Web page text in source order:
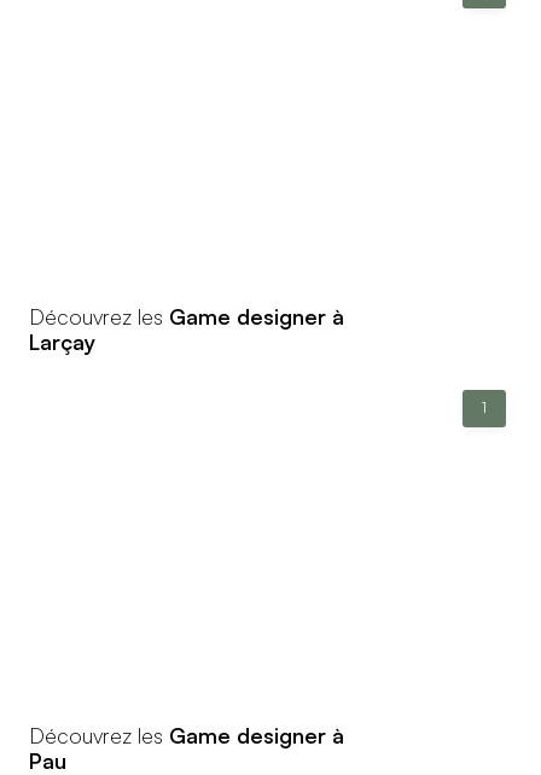
Découvrez les Game designer à
Larçay
1
Découvrez les Game designer à
Pau